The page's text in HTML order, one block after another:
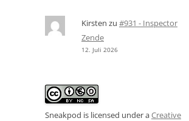
Kirsten zu #931 - Inspector
Zende
12. Juli 2026
Sneakpod is licensed under aCreative